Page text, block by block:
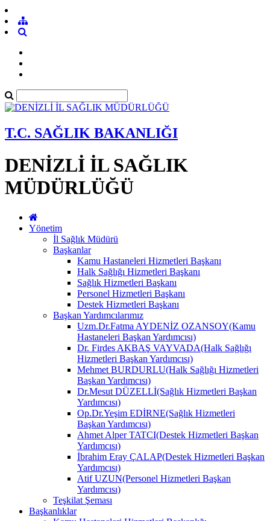
T.C. SAĞLIK BAKANLIĞI
DENİZLİ İL SAĞLIK
MÜDÜRLÜĞÜ
Yönetim
İl Sağlık Müdürü
Başkanlar
Kamu Hastaneleri Hizmetleri Başkanı
Halk Sağlığı Hizmetleri Başkanı
Sağlık Hizmetleri Başkanı
Personel Hizmetleri Başkanı
Destek Hizmetleri Başkanı
Başkan Yardımcılarımız
Uzm.Dr.Fatma AYDENİZ OZANSOY(Kamu
Hastaneleri Başkan Yardımcısı)
Dr. Firdes AKBAŞ VAYVADA(Halk Sağlığı
Hizmetleri Başkan Yardımcısı)
Mehmet BURDURLU(Halk Sağlığı Hizmetleri
Başkan Yardımcısı)
Dr.Mesut DÜZELLİ(Sağlık Hizmetleri Başkan
Yardımcısı)
Op.Dr.Yeşim EDİRNE(Sağlık Hizmetleri
Başkan Yardımcısı)
Ahmet Alper TATCI(Destek Hizmetleri Başkan
Yardımcısı)
İbrahim Eray ÇALAP(Destek Hizmetleri Başkan
Yardımcısı)
Atif UZUN(Personel Hizmetleri Başkan
Yardımcısı)
Teşkilat Şeması
Başkanlıklar